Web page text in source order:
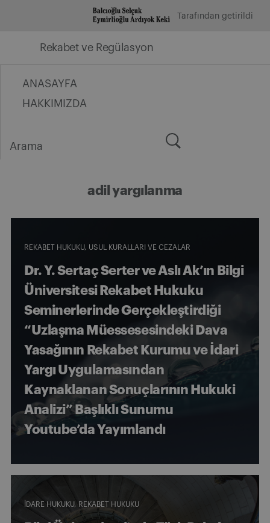
Tarafından getirildi
Rekabet ve Regülasyon
ANASAYFA
HAKKIMIZDA
for:
adil yargılanma
REKABET HUKUKU USUL KURALLARI VE CEZALAR
Dr. Y. Sertaç Serter ve Aslı Ak’ın Bilgi
Üniversitesi Rekabet Hukuku
Seminerlerinde Gerçekleştirdiği
“Uzlaşma Müessesesindeki Dava
Yasağının Rekabet Kurumu ve İdari
Yargı Uygulamasından
Kaynaklanan Sonuçlarının Hukuki
Analizi” Başlıklı Sunumu
Youtube’da Yayımlandı
İDARE HUKUKU REKABET HUKUKU